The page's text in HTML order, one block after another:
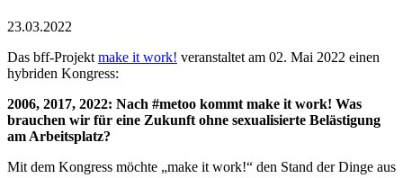
23.03.2022
Das bff-Projekt make it work! veranstaltet am 02. Mai 2022 einen
hybriden Kongress:
2006, 2017, 2022: Nach #metoo kommt make it work! Was
brauchen wir für eine Zukunft ohne sexualisierte Belästigung
am Arbeitsplatz?
Mit dem Kongress möchte „make it work!“ den Stand der Dinge aus